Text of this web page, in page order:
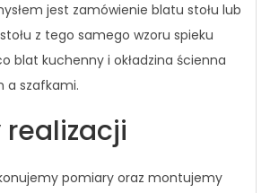
jest zamówienie blatu stołu lub
z tego samego wzoru spieku
blat kuchenny i okładzina ścienna
a szafkami.
pomiary oraz montujemy